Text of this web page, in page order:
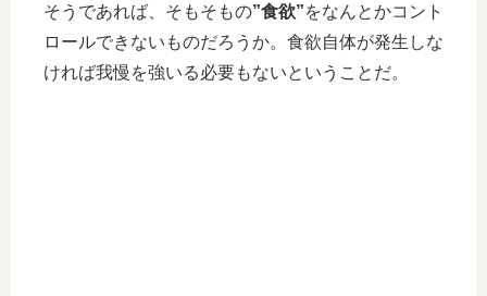
そうであれば、そもそもの”食欲”をなんとかコント
ロールできないものだろうか。食欲自体が発生しな
ければ我慢を強いる必要もないということだ。